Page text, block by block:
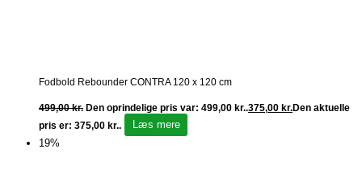
Fodbold Rebounder CONTRA 120 x 120 cm
499,00kr. Den oprindelige pris var: 499,00 kr..375,00 kr.Den aktuelle
pris er: 375,00 kr..
Læs mere
19%